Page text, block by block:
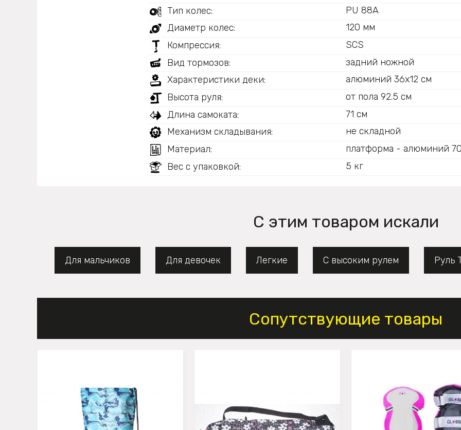
Тип колес:
PU 88A
Диаметр колес:
120 мм
Компрессия:
SCS
Вид тормозов:
задний ножной
Характеристики деки:
алюминий 36х12 см
Высота руля:
от пола 92.5 см
Длина самоката:
71 см
Механизм складывания:
не складной
Материал:
платформа - алюминий
Вес с упаковкой:
5 кг
С этим товаром искали
Для мальчиков Для девочек Легкие С высоким рулем Руль
Сопутствующие товары